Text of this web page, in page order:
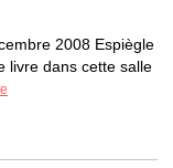
2008 Espiègle
livre dans cette salle